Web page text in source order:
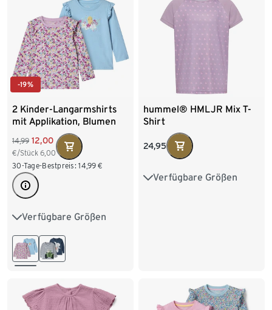
-19%
2 Kinder-Langarmshirts
mit Applikation, Blumen
14,99 12,00
€/Stück 6,00
30-Tage-Bestpreis: 14,99 €
Verfügbare Größen
86/92 98/104
110/116 122/128
hummel® HMLJR Mix T-
Shirt
24,95
Verfügbare Größen
110/116 122/128